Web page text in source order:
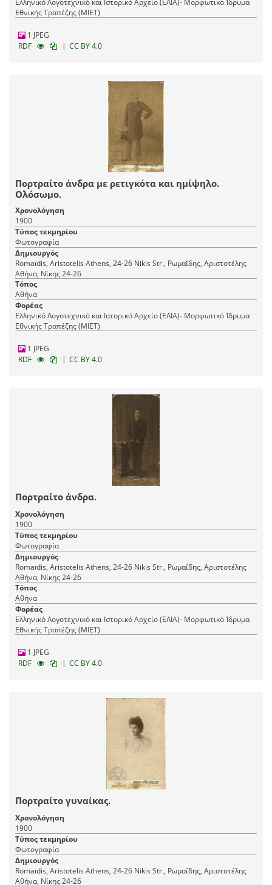
Ελληνικό Λογοτεχνικό και Ιστορικό Αρχείο (ΕΛΙΑ)- Μορφωτικό Ίδρυμα
Εθνικής Τραπέζης (ΜΙΕΤ)
1 JPEG
RDF
| CC BY 4.0
Πορτραίτο άνδρα με ρετιγκότα και ημίψηλο.
Ολόσωμο.
Χρονολόγηση
1900
Τύπος τεκμηρίου
Φωτογραφία
Δημιουργός
Romaїdis, Aristotelis Athens, 24-26 Nikis Str., Ρωμαΐδης, Αριστοτέλης
Αθήνα, Νίκης 24-26
Τόπος
Αθήνα
Φορέας
Ελληνικό Λογοτεχνικό και Ιστορικό Αρχείο (ΕΛΙΑ)- Μορφωτικό Ίδρυμα
Εθνικής Τραπέζης (ΜΙΕΤ)
1 JPEG
RDF
| CC BY 4.0
Πορτραίτο άνδρα.
Χρονολόγηση
1900
Τύπος τεκμηρίου
Φωτογραφία
Δημιουργός
Romaїdis, Aristotelis Athens, 24-26 Nikis Str., Ρωμαΐδης, Αριστοτέλης
Αθήνα, Νίκης 24-26
Τόπος
Αθήνα
Φορέας
Ελληνικό Λογοτεχνικό και Ιστορικό Αρχείο (ΕΛΙΑ)- Μορφωτικό Ίδρυμα
Εθνικής Τραπέζης (ΜΙΕΤ)
1 JPEG
RDF
| CC BY 4.0
Πορτραίτο γυναίκας.
Χρονολόγηση
1900
Τύπος τεκμηρίου
Φωτογραφία
Δημιουργός
Romaїdis, Aristotelis Athens, 24-26 Nikis Str., Ρωμαΐδης, Αριστοτέλης
Αθήνα, Νίκης 24-26